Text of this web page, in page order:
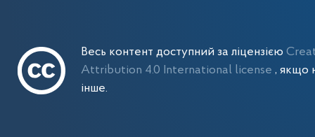
Весь контент доступний за ліцензією
Attribution 4.0 International license , якщо
інше.